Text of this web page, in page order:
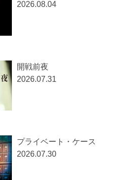
2026.08.04
開戦前夜
2026.07.31
プライベート・ケース
2026.07.30